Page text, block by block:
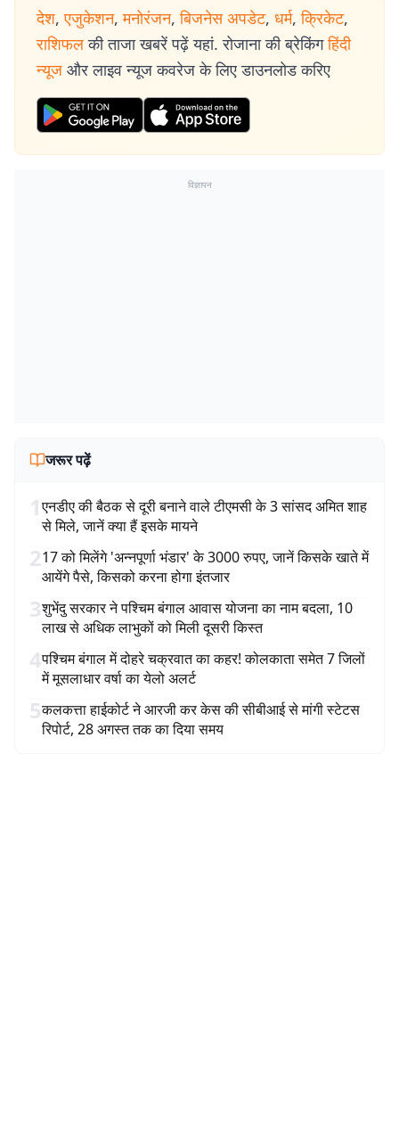
देश, एजुकेशन, मनोरंजन, बिजनेस अपडेट, धर्म, क्रिकेट,
राशिफल की ताजा खबरें पढ़ें यहां. रोजाना की ब्रेकिंग हिंदी
न्यूज और लाइव न्यूज कवरेज के लिए डाउनलोड करिए
विज्ञापन
जरूर पढ़ें
1एनडीए की बैठक से दूरी बनाने वाले टीएमसी के 3 सांसद अमित शाह
से मिले, जानें क्या हैं इसके मायने
217 को मिलेंगे 'अन्नपूर्णा भंडार' के 3000 रुपए, जानें किसके खाते में
आयेंगे पैसे, किसको करना होगा इंतजार
3शुभेंदु सरकार ने पश्चिम बंगाल आवास योजना का नाम बदला, 10
लाख से अधिक लाभुकों को मिली दूसरी किस्त
4पश्चिम बंगाल में दोहरे चक्रवात का कहर! कोलकाता समेत 7 जिलों
में मूसलाधार वर्षा का येलो अलर्ट
5कलकत्ता हाईकोर्ट ने आरजी कर केस की सीबीआई से मांगी स्टेटस
रिपोर्ट, 28 अगस्त तक का दिया समय